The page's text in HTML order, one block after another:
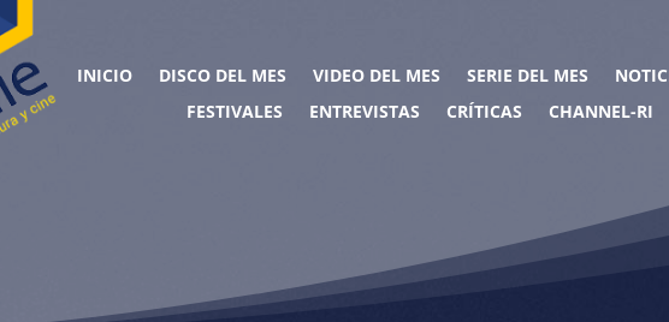
INICIO DISCO DEL MES VIDEO DEL MES SERIE DEL MES
FESTIVALES
ENTREVISTAS CRÍTICAS CHANNEL-RI